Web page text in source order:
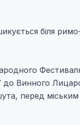
біля
до Винного
перед